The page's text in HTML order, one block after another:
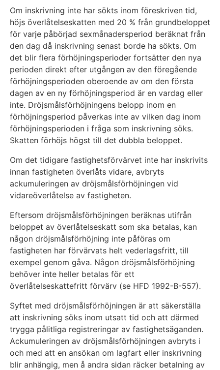
Om inskrivning inte har sökts inom föreskriven tid,
höjs överlåtelseskatten med 20 % från grundbeloppet
för varje påbörjad sexmånadersperiod beräknat från
den dag då inskrivning senast borde ha sökts. Om
det blir flera förhöjningsperioder fortsätter den nya
perioden direkt efter utgången av den föregående
förhöjningsperioden oberoende av om den första
dagen av en ny förhöjningsperiod är en vardag eller
inte. Dröjsmålsförhöjningens belopp inom en
förhöjningsperiod påverkas inte av vilken dag inom
förhöjningsperioden i fråga som inskrivning söks.
Skatten förhöjs högst till det dubbla beloppet.
Om det tidigare fastighetsförvärvet inte har inskrivits
innan fastigheten överlåts vidare, avbryts
ackumuleringen av dröjsmålsförhöjningen vid
vidareöverlåtelse av fastigheten.
Eftersom dröjsmålsförhöjningen beräknas utifrån
beloppet av överlåtelseskatt som ska betalas, kan
någon dröjsmålsförhöjning inte påföras om
fastigheten har förvärvats helt vederlagsfritt, till
exempel genom gåva. Någon dröjsmålsförhöjning
behöver inte heller betalas för ett
överlåtelseskattefritt förvärv (se HFD 1992-B-557).
Syftet med dröjsmålsförhöjningen är att säkerställa
att inskrivning söks inom utsatt tid och att därmed
trygga pålitliga registreringar av fastighetsäganden.
Ackumuleringen av dröjsmålsförhöjningen avbryts i
och med att en ansökan om lagfart eller inskrivning
blir anhängig, men å andra sidan räcker betalning av